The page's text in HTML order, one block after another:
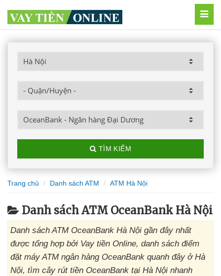
TÌM KIẾM
Trang chủ Danh sách ATM ATM Hà Nội
Danh sách ATM OceanBank Hà Nội
Danh sách ATM OceanBank Hà Nội gần đây nhất
được tổng hợp bởi Vay tiền Online, danh sách điểm
đặt máy ATM ngân hàng OceanBank quanh đây ở Hà
Nội, tìm cây rút tiền OceanBank tại Hà Nội nhanh